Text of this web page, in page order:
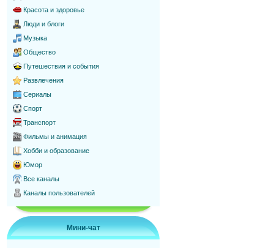
Красота и здоровье
Люди и блоги
Музыка
Общество
Путешествия и события
Развлечения
Сериалы
Спорт
Транспорт
Фильмы и анимация
Хобби и образование
Юмор
Все каналы
Каналы пользователей
Мини-чат